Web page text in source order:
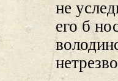
не
его б